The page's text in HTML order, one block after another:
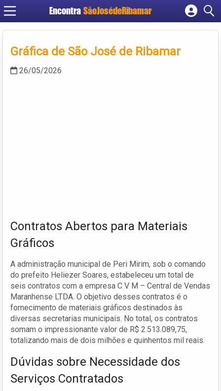
Encontra SãoJosédeRibamar
Cadastrar empresa
Criar conta
Gráfica de São José de Ribamar
26/05/2026
Contratos Abertos para Materiais
Gráficos
A administração municipal de Peri Mirim, sob o comando
do prefeito Heliezer Soares, estabeleceu um total de
seis contratos com a empresa C V M – Central de Vendas
Maranhense LTDA. O objetivo desses contratos é o
fornecimento de materiais gráficos destinados às
diversas secretarias municipais. No total, os contratos
somam o impressionante valor de R$ 2.513.089,75,
totalizando mais de dois milhões e quinhentos mil reais.
Dúvidas sobre Necessidade dos
Serviços Contratados